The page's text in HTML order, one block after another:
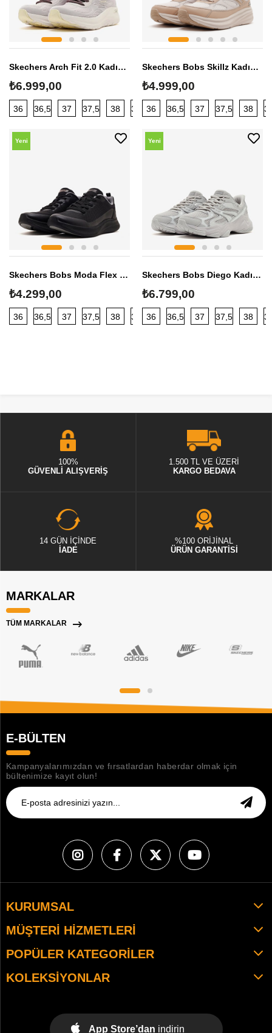
Skechers Arch Fit 2.0 Kadın Sneaker
₺6.999,00
36 36,5 37 37,5 38 38,5 39 40
Skechers Bobs Skillz Kadın Sneaker
₺4.999,00
36 36,5 37 37,5 38
Skechers Bobs Moda Flex Kadın Sneaker
₺4.299,00
36 36,5 37 37,5 38 38,5 39 40
Yeni
Skechers Bobs Diego Kadın Sneaker
₺6.799,00
36 36,5 37 37,5 38
Yeni
100%
GÜVENLİ ALIŞVERİŞ
1.500 TL VE ÜZERİ
KARGO BEDAVA
14 GÜN İÇİNDE
İADE
%100 ORİJİNAL
ÜRÜN GARANTİSİ
MARKALAR
TÜM MARKALAR
E-BÜLTEN
Kampanyalarımızdan ve fırsatlardan haberdar olmak için
bültenimize kayıt olun!
KURUMSAL
MÜŞTERI HIZMETLERI
POPÜLER KATEGORILER
KOLEKSIYONLAR
App Store’dan indirin